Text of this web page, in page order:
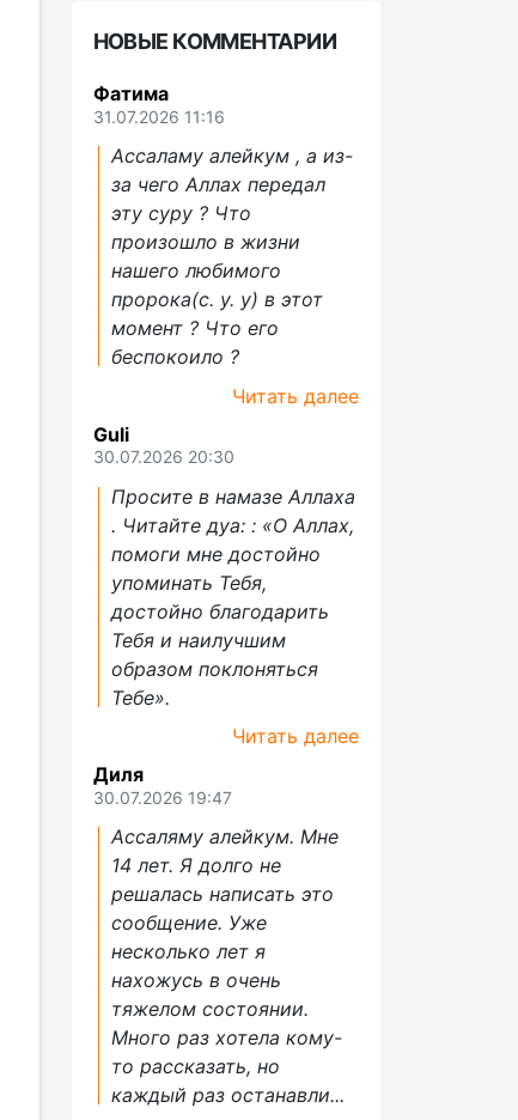
НОВЫЕ КОММЕНТАРИИ
Фатима
31.07.2026 11:16
Ассаламу алейкум , а из-
за чего Аллах передал
эту суру ? Что
произошло в жизни
нашего любимого
пророка(с. у. у) в этот
момент ? Что его
беспокоило ?
Читать далее
Guli
30.07.2026 20:30
Просите в намазе Аллаха
. Читайте дуа: : «О Аллах,
помоги мне достойно
упоминать Тебя,
достойно благодарить
Тебя и наилучшим
образом поклоняться
Тебе».
Читать далее
Диля
30.07.2026 19:47
Ассаляму алейкум. Мне
14 лет. Я долго не
решалась написать это
сообщение. Уже
несколько лет я
нахожусь в очень
тяжелом состоянии.
Много раз хотела кому-
то рассказать, но
каждый раз останавли...